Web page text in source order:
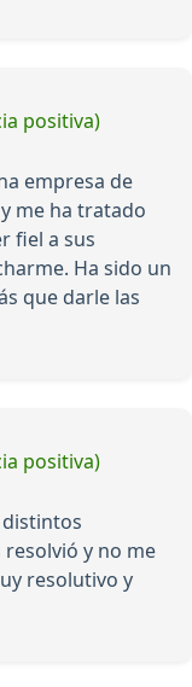
positiva)
empresa de
me ha tratado
fiel a sus
Ha sido un
que darle las
positiva)
y no me
resolutivo y